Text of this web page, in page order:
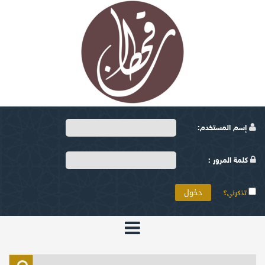
إسم المستخدم:
كلمة المرور :
تذكرني؟